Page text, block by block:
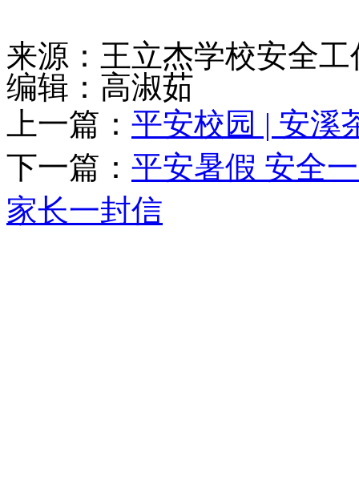
来源：王立杰学校安全工
编辑：高淑茹
上一篇： 平安校园 | 安溪
下一篇： 平安暑假 安全
家长一封信